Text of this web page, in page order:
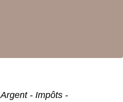
Argent - Impôts -